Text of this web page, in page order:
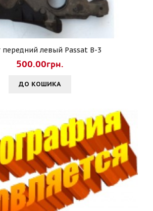
передний левый Passat B-3
500.00грн.
ДО КОШИКА